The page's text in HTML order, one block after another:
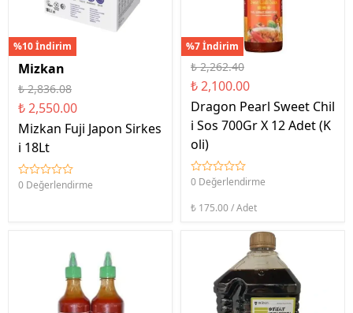
%10 İndirim
Mizkan
₺ 2,836.08
₺ 2,550.00
Mizkan Fuji Japon Sirkes
i 18Lt
0 Değerlendirme
%7 İndirim
₺ 2,262.40
₺ 2,100.00
Dragon Pearl Sweet Chil
i Sos 700Gr X 12 Adet (K
oli)
0 Değerlendirme
₺ 175.00 / Adet